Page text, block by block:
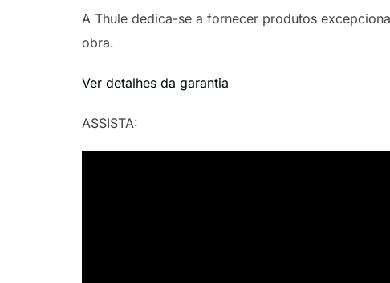
A Thule dedica-se a fornecer produtos
obra.
Ver detalhes da garantia
ASSISTA: